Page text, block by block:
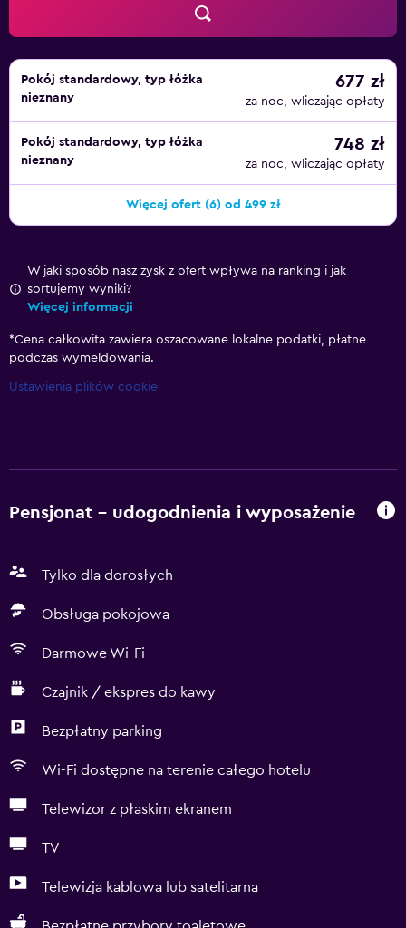
Pokój standardowy, typ łóżka
nieznany
677 zł
za noc, wliczając opłaty
Pokój standardowy, typ łóżka
nieznany
748 zł
za noc, wliczając opłaty
Więcej ofert (6) od 499 zł
W jaki sposób nasz zysk z ofert wpływa na ranking i jak
sortujemy wyniki?
Więcej informacji
*Cena całkowita zawiera oszacowane lokalne podatki, płatne
podczas wymeldowania.
Ustawienia plików cookie
Pensjonat – udogodnienia i wyposażenie
Tylko dla dorosłych
Obsługa pokojowa
Darmowe Wi-Fi
Czajnik / ekspres do kawy
Bezpłatny parking
Wi-Fi dostępne na terenie całego hotelu
Telewizor z płaskim ekranem
TV
Telewizja kablowa lub satelitarna